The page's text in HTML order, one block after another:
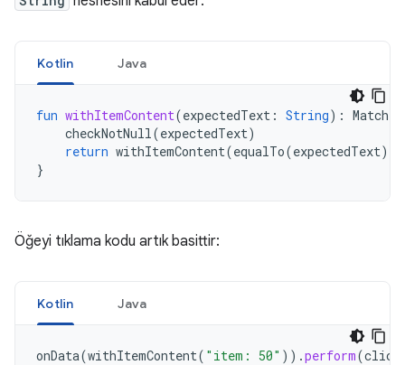
Kotlin Java
fun withItemContent(expectedText : String):
checkNotNull(expectedText)
return withItemContent(equalTo(expectedText))
}
Öğeyi tıklama kodu artık basittir:
Kotlin Java
onData(withItemContent( "item: 50" )).perform(click